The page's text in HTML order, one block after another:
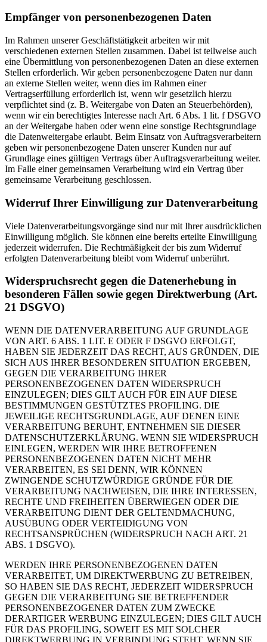
Empfänger von personenbezogenen Daten
Im Rahmen unserer Geschäftstätigkeit arbeiten wir mit
verschiedenen externen Stellen zusammen. Dabei ist teilweise auch
eine Übermittlung von personenbezogenen Daten an diese externen
Stellen erforderlich. Wir geben personenbezogene Daten nur dann
an externe Stellen weiter, wenn dies im Rahmen einer
Vertragserfüllung erforderlich ist, wenn wir gesetzlich hierzu
verpflichtet sind (z. B. Weitergabe von Daten an Steuerbehörden),
wenn wir ein berechtigtes Interesse nach Art. 6 Abs. 1 lit. f DSGVO
an der Weitergabe haben oder wenn eine sonstige Rechtsgrundlage
die Datenweitergabe erlaubt. Beim Einsatz von Auftragsverarbeitern
geben wir personenbezogene Daten unserer Kunden nur auf
Grundlage eines gültigen Vertrags über Auftragsverarbeitung weiter.
Im Falle einer gemeinsamen Verarbeitung wird ein Vertrag über
gemeinsame Verarbeitung geschlossen.
Widerruf Ihrer Einwilligung zur Datenverarbeitung
Viele Datenverarbeitungsvorgänge sind nur mit Ihrer ausdrücklichen
Einwilligung möglich. Sie können eine bereits erteilte Einwilligung
jederzeit widerrufen. Die Rechtmäßigkeit der bis zum Widerruf
erfolgten Datenverarbeitung bleibt vom Widerruf unberührt.
Widerspruchsrecht gegen die Datenerhebung in
besonderen Fällen sowie gegen Direktwerbung (Art.
21 DSGVO)
WENN DIE DATENVERARBEITUNG AUF GRUNDLAGE
VON ART. 6 ABS. 1 LIT. E ODER F DSGVO ERFOLGT,
HABEN SIE JEDERZEIT DAS RECHT, AUS GRÜNDEN, DIE
SICH AUS IHRER BESONDEREN SITUATION ERGEBEN,
GEGEN DIE VERARBEITUNG IHRER
PERSONENBEZOGENEN DATEN WIDERSPRUCH
EINZULEGEN; DIES GILT AUCH FÜR EIN AUF DIESE
BESTIMMUNGEN GESTÜTZTES PROFILING. DIE
JEWEILIGE RECHTSGRUNDLAGE, AUF DENEN EINE
VERARBEITUNG BERUHT, ENTNEHMEN SIE DIESER
DATENSCHUTZERKLÄRUNG. WENN SIE WIDERSPRUCH
EINLEGEN, WERDEN WIR IHRE BETROFFENEN
PERSONENBEZOGENEN DATEN NICHT MEHR
VERARBEITEN, ES SEI DENN, WIR KÖNNEN
ZWINGENDE SCHUTZWÜRDIGE GRÜNDE FÜR DIE
VERARBEITUNG NACHWEISEN, DIE IHRE INTERESSEN,
RECHTE UND FREIHEITEN ÜBERWIEGEN ODER DIE
VERARBEITUNG DIENT DER GELTENDMACHUNG,
AUSÜBUNG ODER VERTEIDIGUNG VON
RECHTSANSPRÜCHEN (WIDERSPRUCH NACH ART. 21
ABS. 1 DSGVO).
WERDEN IHRE PERSONENBEZOGENEN DATEN
VERARBEITET, UM DIREKTWERBUNG ZU BETREIBEN,
SO HABEN SIE DAS RECHT, JEDERZEIT WIDERSPRUCH
GEGEN DIE VERARBEITUNG SIE BETREFFENDER
PERSONENBEZOGENER DATEN ZUM ZWECKE
DERARTIGER WERBUNG EINZULEGEN; DIES GILT AUCH
FÜR DAS PROFILING, SOWEIT ES MIT SOLCHER
DIREKTWERBUNG IN VERBINDUNG STEHT. WENN SIE